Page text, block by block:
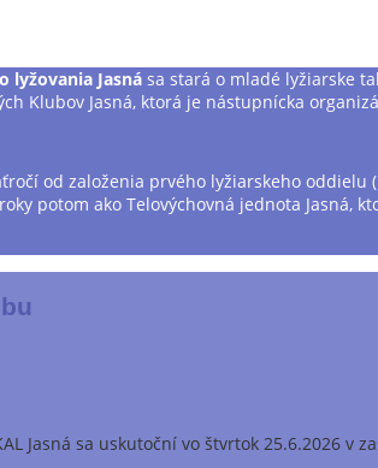
lyžovania Jasná sa stará o mladé lyžiarske
Klubov Jasná, ktorá je nástupnícka
od založenia prvého lyžiarskeho oddielu
potom ako Telovýchovná jednota Jasná,
Jasná sa uskutoční vo štvrtok 25.6.2026 v